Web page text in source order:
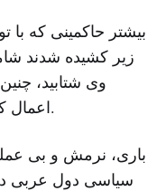
زیر کشیده شدند
وی شتابید،
اعمال کردند، البته با عواقبی کاملا تراژیک.
باری، نرمش و بی
سیاسی دول عربی